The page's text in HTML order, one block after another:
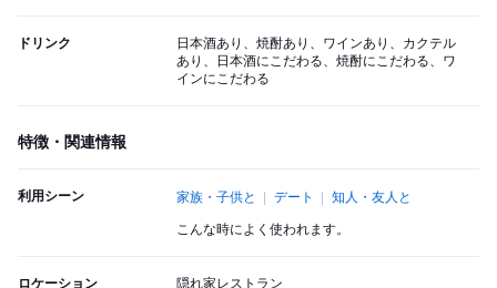
ドリンク
日本酒あり、焼酎あり、ワインあり、カクテル
あり、日本酒にこだわる、焼酎にこだわる、ワ
インにこだわる
特徴・関連情報
利用シーン 家族・子供と デート 知人・友人と
こんな時によく使われます。
ロケーション 隠れ家レストラン